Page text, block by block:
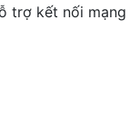
trợ kết nối